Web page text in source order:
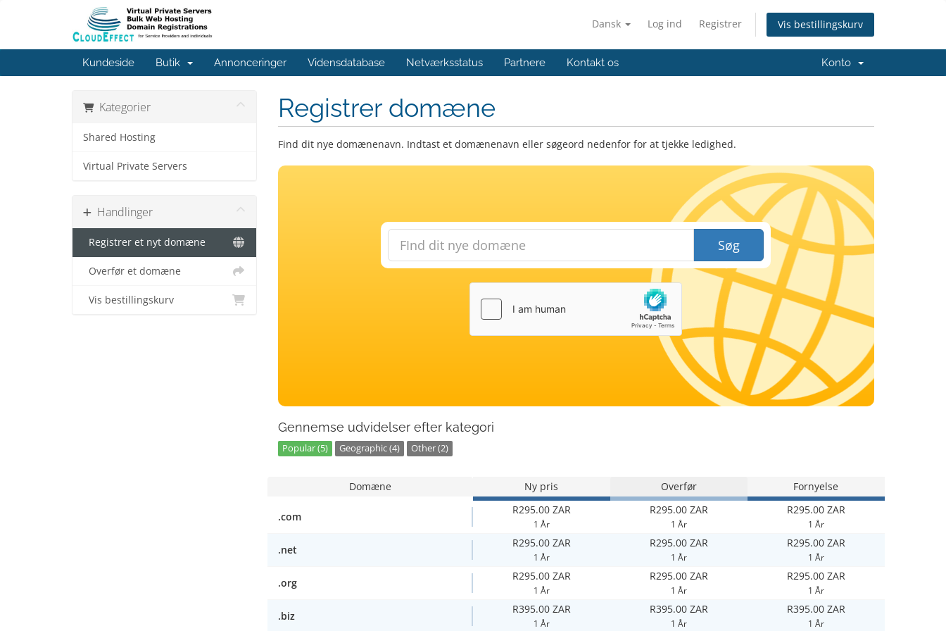
Dansk Log ind Registrer Vis bestillingskurv
Kundeside Butik Annonceringer Vidensdatabase Netværksstatus Partnere Kontakt os Konto
Kategorier
Shared Hosting
Virtual Private Servers
Handlinger
Registrer et nyt domæne
Overfør et domæne
Vis bestillingskurv
Registrer domæne
Find dit nye domænenavn. Indtast et domænenavn eller søgeord nedenfor for at tjekke ledighed.
Søg
Gennemse udvidelser efter kategori
Popular (5) Geographic (4) Other (2)
Domæne Ny pris Overfør Fornyelse
.com
R295.00 ZAR
1 År
R295.00 ZAR
1 År
R295.00 ZAR
1 År
.net
R295.00 ZAR
1 År
R295.00 ZAR
1 År
R295.00 ZAR
1 År
.org
R295.00 ZAR
1 År
R295.00 ZAR
1 År
R295.00 ZAR
1 År
.biz
R395.00 ZAR
1 År
R395.00 ZAR
1 År
R395.00 ZAR
1 År